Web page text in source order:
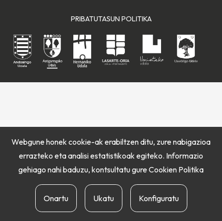
PRIBATUTASUN POLITIKA
Webgune honek cookie-ak erabiltzen ditu, zure nabigazioa
errazteko eta analisi estatistikoak egiteko. Informazio
gehiago nahi baduzu, kontsultatu gure Cookien Politika
Onartu Ukatu Konfiguratu